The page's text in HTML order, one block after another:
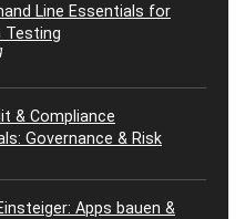
Line Essentials for
Testing
& Compliance
Governance & Risk
Apps bauen &